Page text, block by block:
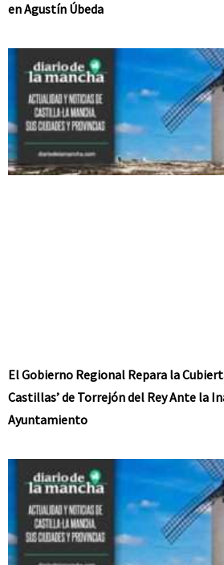
en Agustín Úbeda
El Gobierno Regional Repara la
Castillas’ de Torrejón del Rey Ante la
Ayuntamiento